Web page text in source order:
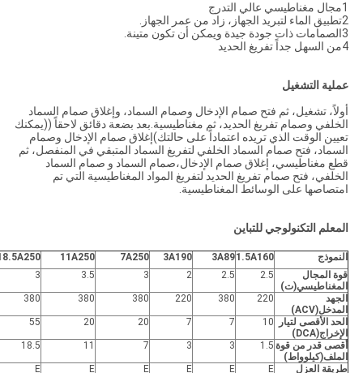
1مجال مغناطيسي عالي التدرج
2تطبيق الماء لتبريد الجهاز، زاد من عمر الجهاز.
3الصمامات ذات جودة جيدة ويمكن أن تكون متينة.
4من السهل جداً تفريغ الحديد
عملية التشغيل
أولاً، تشغيل، ثم فتح صمام الإدخال وصمام السماد، وإغلاق صمام السماد
الخلفي وصمام تفريغ الحديد، ثم مغناطيسية.بعد بضعة دقائق لاحقاً ((يمكنك
تعيين الوقت الذي تريده اعتماداً على حالتك)إغلاق صمام الإدخال وصمام
السماد، فتح صمام السماد الخلفي لتفريغ السماد المتبقي في المنفصل، ثم
قطع مغناطيسي، إغلاق صمام الإدخال،صمام السماد و صمام السماد
الخلفي، فتح صمام تفريغ الحديد لتفريغ المواد المغناطيسية التي تم
امتصاصها على الوسائط المغناطيسية.
المعلم التكنولوجي للتباين
النموذج 1.5A160
3A89
3A190
7A250
11A250
قوة المجال
المغناطيسي(ت)
2.5
2.5
2
3
3.5
3
الجهد
المدخل(ACV)
220
380
220
380
380
380
الحد الأقصى لتيار
الإخراج(DCA)
10
7
7
20
20
55
أقصى قدر من قوة
الملف(كيلوواط)
1.5
3
3
7
11
18.5
طريقة العزل E
E
E
E
E
E